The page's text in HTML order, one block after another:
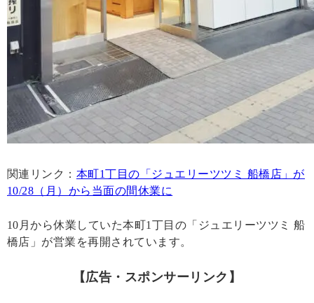
関連リンク： 本町1丁目の「ジュエリーツツミ 船橋店」が
10/28（月）から当面の間休業に
10月から休業していた本町1丁目の「ジュエリーツツミ 船
橋店」が営業を再開されています。
【広告・スポンサーリンク】